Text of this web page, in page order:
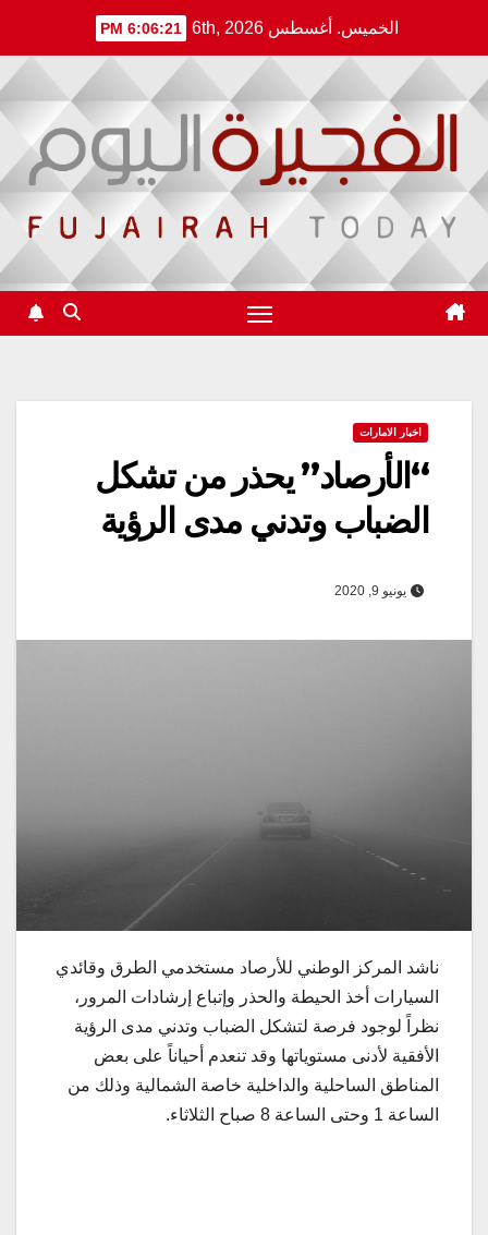
content
الخميس. أغسطس 6th, 2026 6:06:21 PM
اخبار الامارات
“الأرصاد” يحذر من تشكل
الضباب وتدني مدى الرؤية
يونيو 9, 2020
ناشد المركز الوطني للأرصاد مستخدمي الطرق وقائدي
السيارات أخذ الحيطة والحذر وإتباع إرشادات المرور،
نظراً لوجود فرصة لتشكل الضباب وتدني مدى الرؤية
الأفقية لأدنى مستوياتها وقد تنعدم أحياناً على بعض
المناطق الساحلية والداخلية خاصة الشمالية وذلك من
الساعة 1 وحتى الساعة 8 صباح الثلاثاء.